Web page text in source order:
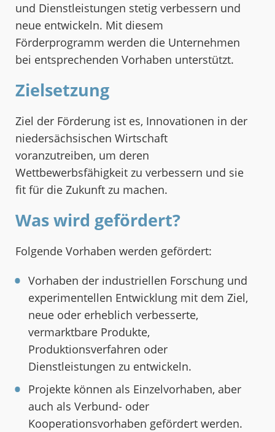
und Dienstleistungen stetig verbessern und
neue entwickeln. Mit diesem
Förderprogramm werden die Unternehmen
bei entsprechenden Vorhaben unterstützt.
Zielsetzung
Ziel der Förderung ist es, Innovationen in der
niedersächsischen Wirtschaft
voranzutreiben, um deren
Wettbewerbsfähigkeit zu verbessern und sie
fit für die Zukunft zu machen.
Was wird gefördert?
Folgende Vorhaben werden gefördert:
Vorhaben der industriellen Forschung und
experimentellen Entwicklung mit dem Ziel,
neue oder erheblich verbesserte,
vermarktbare Produkte,
Produktionsverfahren oder
Dienstleistungen zu entwickeln.
Projekte können als Einzelvorhaben, aber
auch als Verbund- oder
Kooperationsvorhaben gefördert werden.